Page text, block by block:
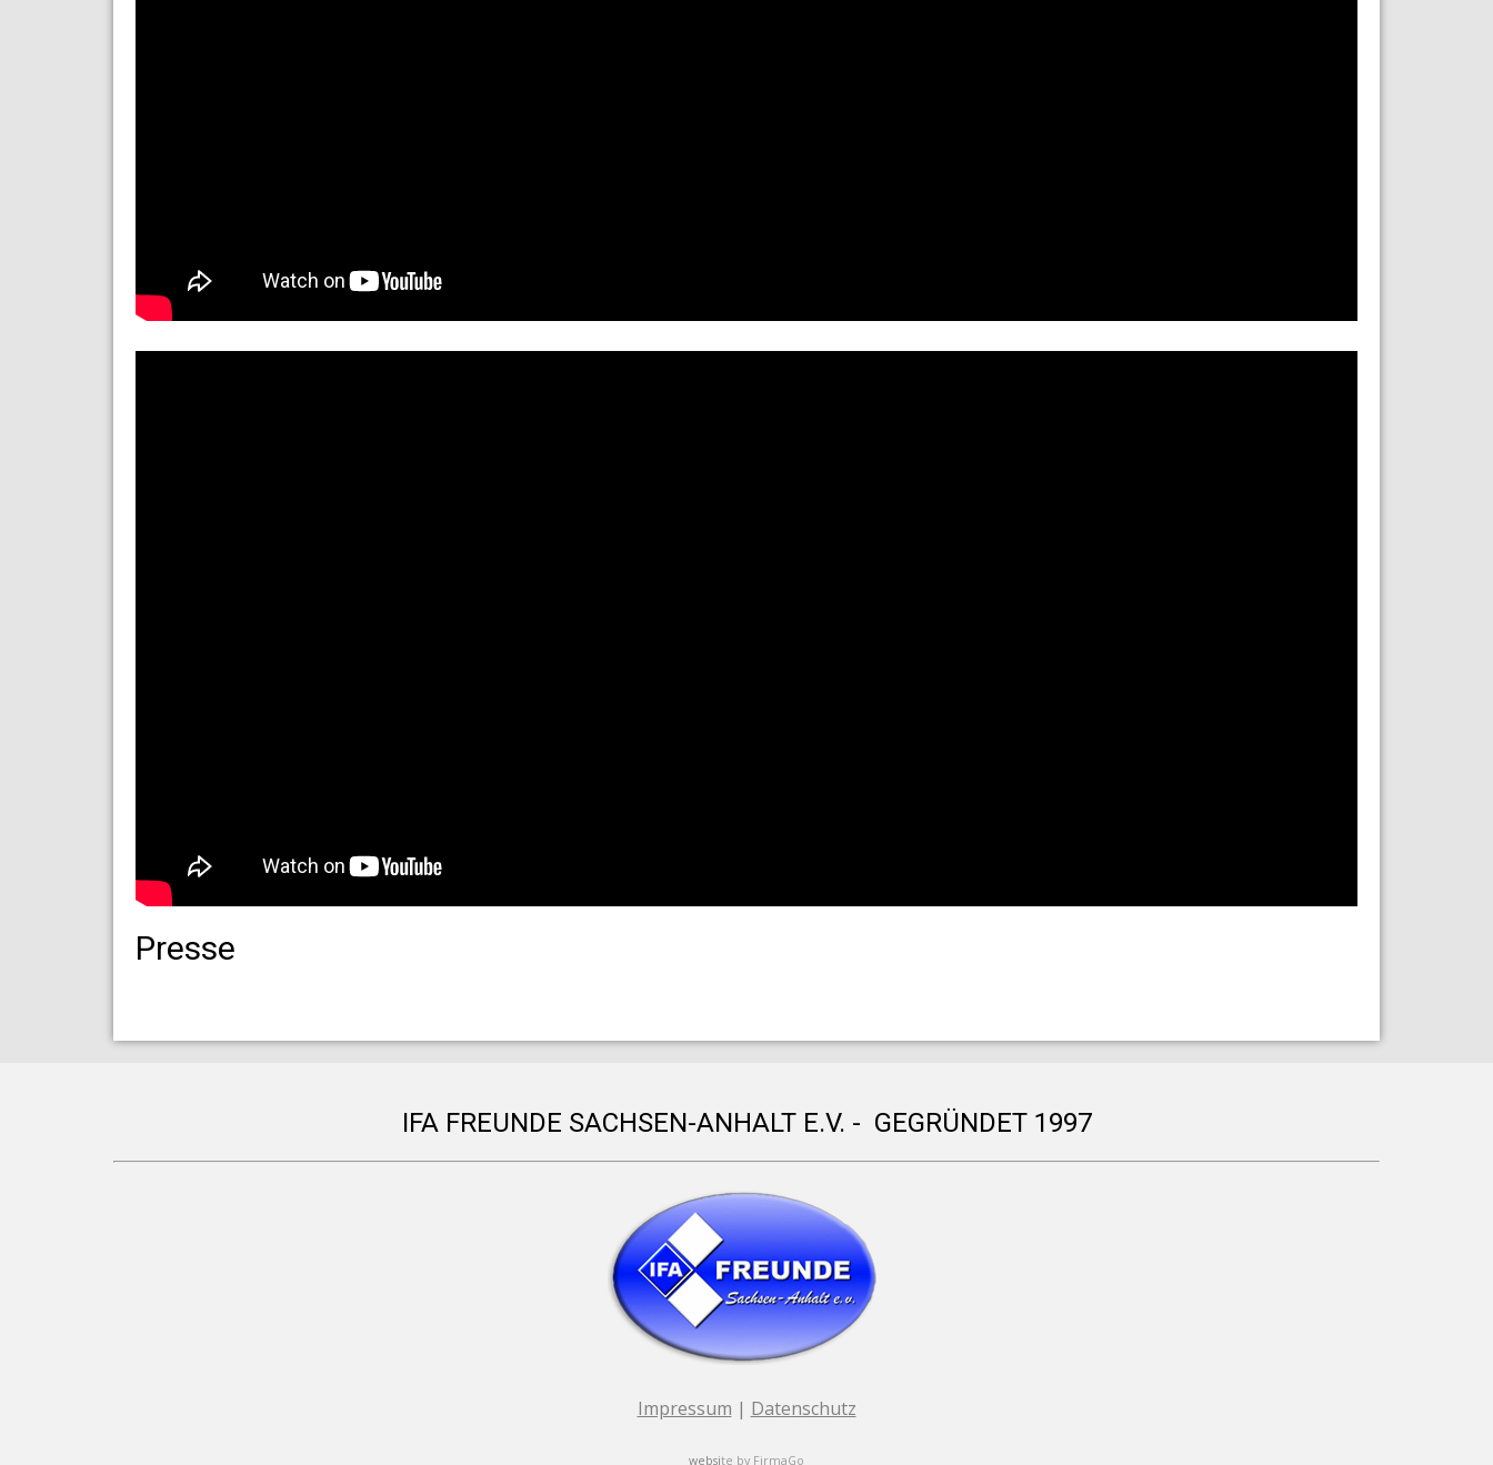
Presse
IFA FREUNDE SACHSEN-ANHALT E.V. - GEGRÜNDET 1997
Impressum | Datenschutz
website by FirmaGo